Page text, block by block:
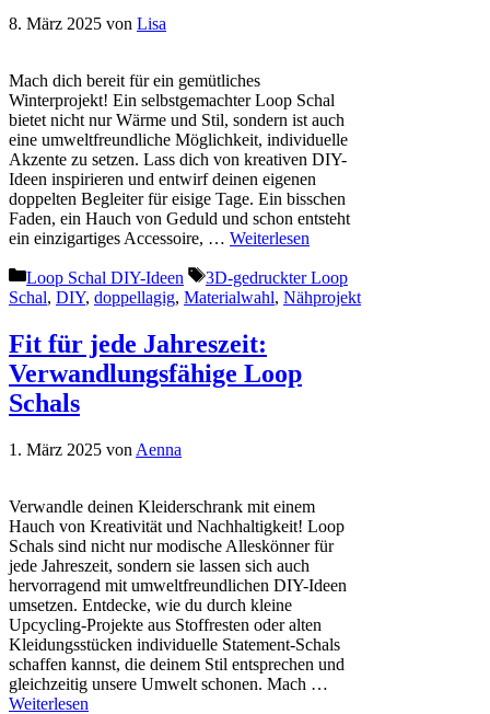
8. März 2025 von Lisa
Mach dich bereit für ein gemütliches
Winterprojekt! Ein selbstgemachter Loop Schal
bietet nicht nur Wärme und Stil, sondern ist auch
eine umweltfreundliche Möglichkeit, individuelle
Akzente zu setzen. Lass dich von kreativen DIY-
Ideen inspirieren und entwirf deinen eigenen
doppelten Begleiter für eisige Tage. Ein bisschen
Faden, ein Hauch von Geduld und schon entsteht
ein einzigartiges Accessoire, … Weiterlesen
Kategorien
Loop Schal DIY-Ideen Schlagwörter
3D-gedruckter Loop
Schal, DIY, doppellagig, Materialwahl, Nähprojekt
Fit für jede Jahreszeit:
Verwandlungsfähige Loop
Schals
1. März 2025 von Aenna
Verwandle deinen Kleiderschrank mit einem
Hauch von Kreativität und Nachhaltigkeit! Loop
Schals sind nicht nur modische Alleskönner für
jede Jahreszeit, sondern sie lassen sich auch
hervorragend mit umweltfreundlichen DIY-Ideen
umsetzen. Entdecke, wie du durch kleine
Upcycling-Projekte aus Stoffresten oder alten
Kleidungsstücken individuelle Statement-Schals
schaffen kannst, die deinem Stil entsprechen und
gleichzeitig unsere Umwelt schonen. Mach …
Weiterlesen